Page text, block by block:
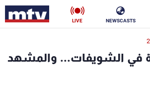
NEWSCASTS
LIVE
في الشويفات... والمشهد